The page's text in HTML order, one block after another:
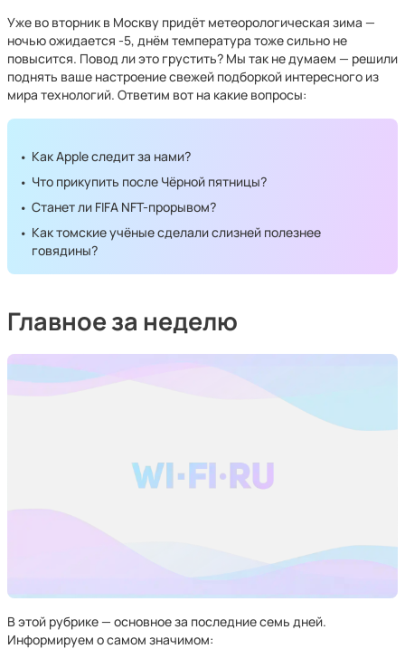
Уже во вторник в Москву придёт метеорологическая зима —
ночью ожидается -5, днём температура тоже сильно не
повысится. Повод ли это грустить? Мы так не думаем — решили
поднять ваше настроение свежей подборкой интересного из
мира технологий. Ответим вот на какие вопросы:
Как Apple следит за нами?
Что прикупить после Чёрной пятницы?
Станет ли FIFA NFT-прорывом?
Как томские учёные сделали слизней полезнее
говядины?
Главное за неделю
В этой рубрике — основное за последние семь дней.
Информируем о самом значимом: